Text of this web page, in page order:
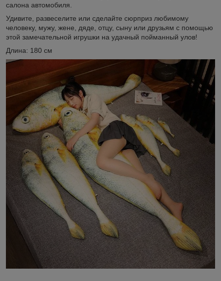
салона автомобиля.
Удивите, развеселите или сделайте сюрприз любимому
человеку, мужу, жене, дяде, отцу, сыну или друзьям с помощью
этой замечательной игрушки на удачный пойманный улов!
Длина: 180 см